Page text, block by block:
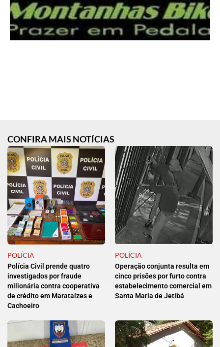
CONFIRA MAIS NOTÍCIAS
POLÍCIA
Polícia Civil prende quatro
investigados por fraude
milionária contra cooperativa
de crédito em Marataízes e
Cachoeiro
POLÍCIA
Operação conjunta resulta em
cinco prisões por furto contra
estabelecimento comercial em
Santa Maria de Jetibá